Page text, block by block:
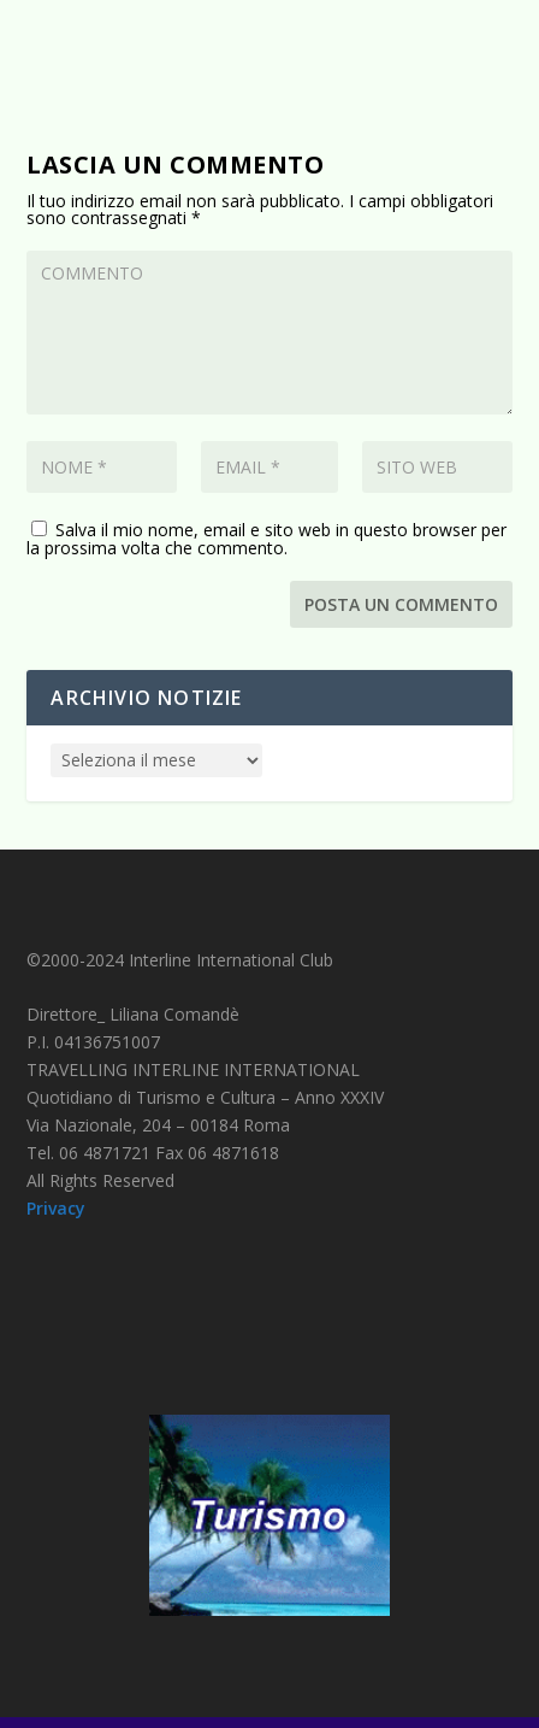
LASCIA UN COMMENTO
Il tuo indirizzo email non sarà pubblicato. I campi obbligatori
sono contrassegnati*
Salva il mio nome, email e sito web in questo browser per
la prossima volta che commento.
ARCHIVIO NOTIZIE
©2000-2024 Interline International Club
Direttore_ Liliana Comandè
P.I. 04136751007
TRAVELLING INTERLINE INTERNATIONAL
Quotidiano di Turismo e Cultura – Anno XXXIV
Via Nazionale, 204 – 00184 Roma
Tel. 06 4871721 Fax 06 4871618
All Rights Reserved
Privacy